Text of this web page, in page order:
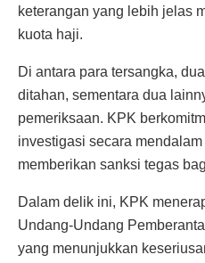
keterangan yang lebih jelas
kuota haji.
Di antara para tersangka,
ditahan, sementara dua
pemeriksaan. KPK
investigasi secara
memberikan sanksi tegas
Dalam delik ini, KPK
Undang-Undang
yang menunjukkan